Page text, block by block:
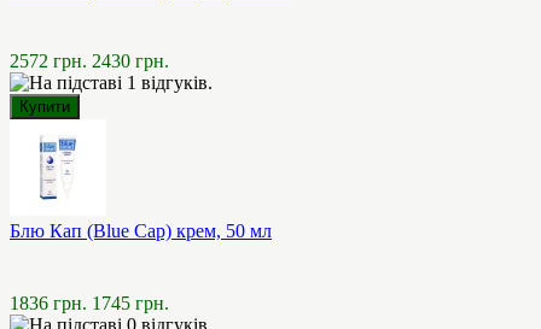
2572 грн. 2430 грн.
Блю Кап (Blue Cap) крем, 50 мл
1836 грн. 1745 грн.